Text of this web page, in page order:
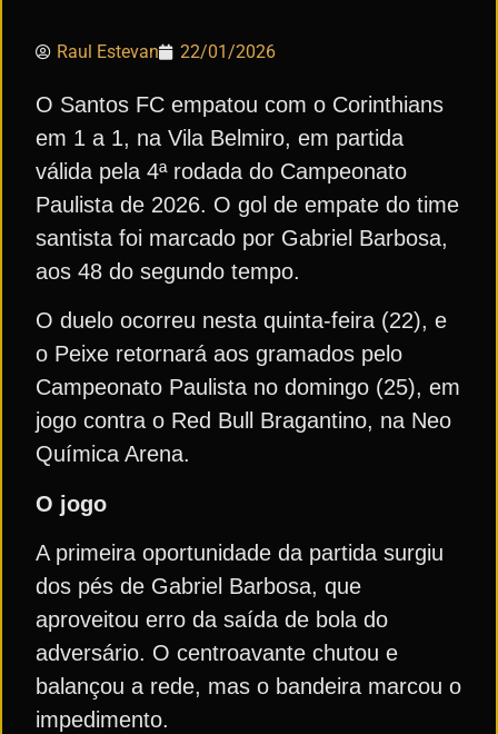
Raul Estevan 22/01/2026
O Santos FC empatou com o Corinthians
em 1 a 1, na Vila Belmiro, em partida
válida pela 4ª rodada do Campeonato
Paulista de 2026. O gol de empate do time
santista foi marcado por Gabriel Barbosa,
aos 48 do segundo tempo.
O duelo ocorreu nesta quinta-feira (22), e
o Peixe retornará aos gramados pelo
Campeonato Paulista no domingo (25), em
jogo contra o Red Bull Bragantino, na Neo
Química Arena.
O jogo
A primeira oportunidade da partida surgiu
dos pés de Gabriel Barbosa, que
aproveitou erro da saída de bola do
adversário. O centroavante chutou e
balançou a rede, mas o bandeira marcou o
impedimento.